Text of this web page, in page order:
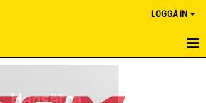
LOGGA IN